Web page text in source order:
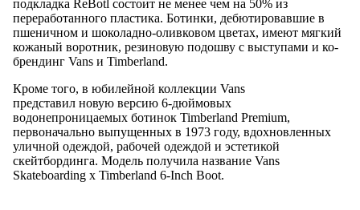
подкладка ReBotl состоит не менее чем на 50% из
переработанного пластика. Ботинки, дебютировавшие в
пшеничном и шоколадно-оливковом цветах, имеют мягкий
кожаный воротник, резиновую подошву с выступами и ко-
брендинг Vans и Timberland.
Кроме того, в юбилейной коллекции Vans
представил новую версию 6-дюймовых
водонепроницаемых ботинок Timberland Premium,
первоначально выпущенных в 1973 году, вдохновленных
уличной одеждой, рабочей одеждой и эстетикой
скейтбординга. Модель получила название Vans
Skateboarding x Timberland 6-Inch Boot.